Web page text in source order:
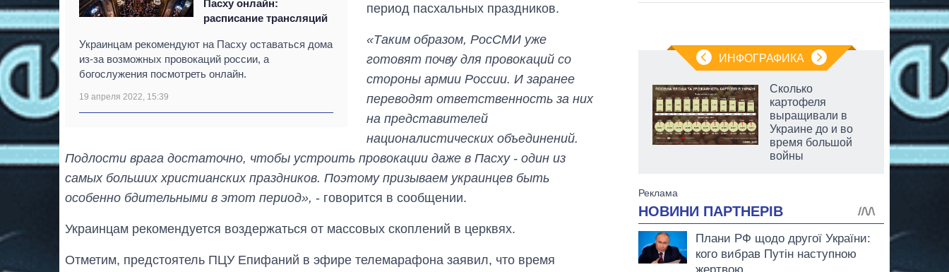
Пасху онлайн:
расписание трансляций
Украинцам рекомендуют на Пасху оставаться дома
из-за возможных провокаций россии, а
богослужения посмотреть онлайн.
19 апреля 2022, 15:39
период пасхальных праздников.
«Таким образом, РосСМИ уже
готовят почву для провокаций со
стороны армии России. И заранее
переводят ответственность за них
на представителей
националистических объединений.
Подлости врага достаточно, чтобы устроить провокации даже в Пасху - один из
самых больших христианских праздников. Поэтому призываем украинцев быть
особенно бдительными в этот период», - говорится в сообщении.
Украинцам рекомендуется воздержаться от массовых скоплений в церквях.
Отметим, предстоятель ПЦУ Епифаний в эфире телемарафона заявил, что время
ИНФОГРАФИКА
Экономика ИИ-
гигантов: сколько
OpenAI и Anthropic
Сколько
картофеля
выращивали в
Украине до и во
время большой
войны